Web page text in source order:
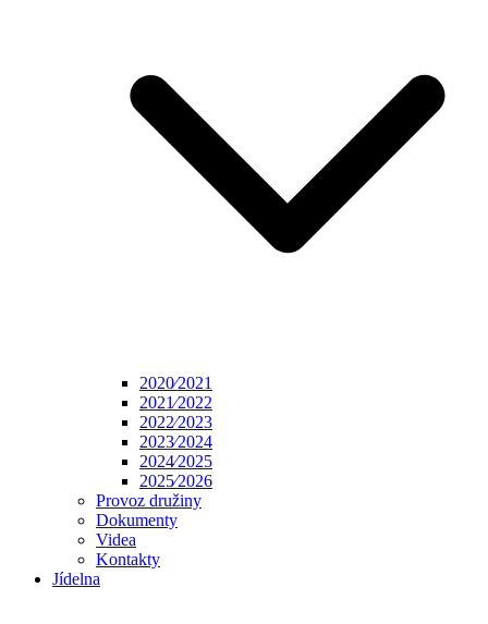
2020⁄2021
2021⁄2022
2022⁄2023
2023⁄2024
2024⁄2025
2025⁄2026
Provoz družiny
Dokumenty
Videa
Kontakty
Jídelna